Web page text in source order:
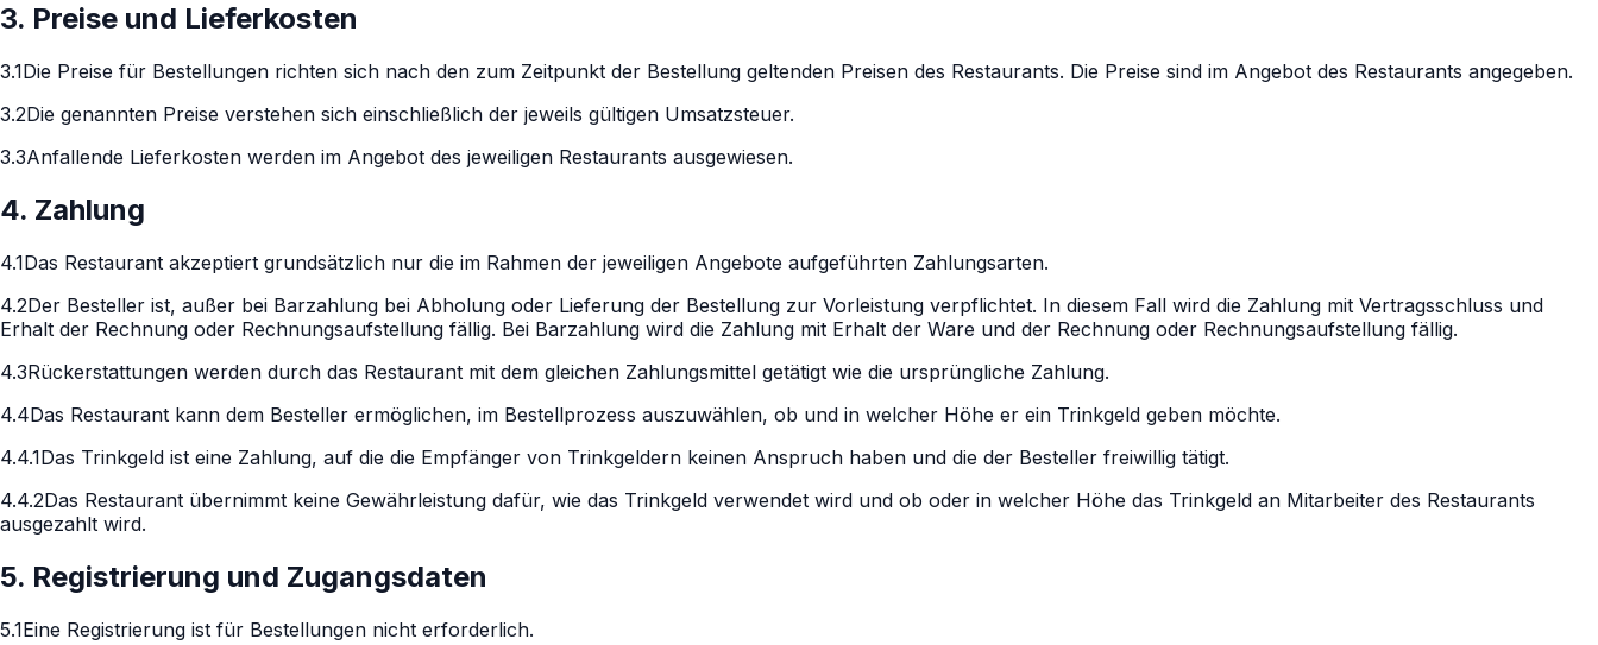
3. Preise und Lieferkosten
3.1Die Preise für Bestellungen richten sich nach den zum Zeitpunkt der Bestellung geltenden Preisen des Restaurants. Die Preise sind im Angebot des Restaurants angegeben.
3.2Die genannten Preise verstehen sich einschließlich der jeweils gültigen Umsatzsteuer.
3.3Anfallende Lieferkosten werden im Angebot des jeweiligen Restaurants ausgewiesen.
4. Zahlung
4.1Das Restaurant akzeptiert grundsätzlich nur die im Rahmen der jeweiligen Angebote aufgeführten Zahlungsarten.
4.2Der Besteller ist, außer bei Barzahlung bei Abholung oder Lieferung der Bestellung zur Vorleistung verpflichtet. In diesem Fall wird die Zahlung mit Vertragsschluss und
Erhalt der Rechnung oder Rechnungsaufstellung fällig. Bei Barzahlung wird die Zahlung mit Erhalt der Ware und der Rechnung oder Rechnungsaufstellung fällig.
4.3Rückerstattungen werden durch das Restaurant mit dem gleichen Zahlungsmittel getätigt wie die ursprüngliche Zahlung.
4.4Das Restaurant kann dem Besteller ermöglichen, im Bestellprozess auszuwählen, ob und in welcher Höhe er ein Trinkgeld geben möchte.
4.4.1Das Trinkgeld ist eine Zahlung, auf die die Empfänger von Trinkgeldern keinen Anspruch haben und die der Besteller freiwillig tätigt.
4.4.2Das Restaurant übernimmt keine Gewährleistung dafür, wie das Trinkgeld verwendet wird und ob oder in welcher Höhe das Trinkgeld an Mitarbeiter des Restaurants
ausgezahlt wird.
5. Registrierung und Zugangsdaten
5.1Eine Registrierung ist für Bestellungen nicht erforderlich.